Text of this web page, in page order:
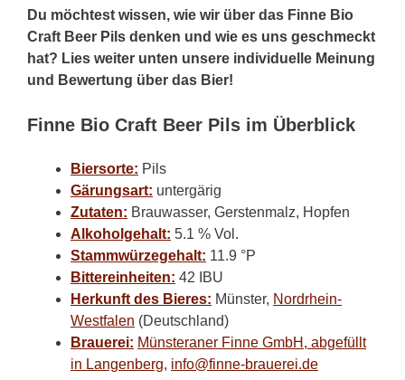
Du möchtest wissen, wie wir über das Finne Bio
Craft Beer Pils denken und wie es uns geschmeckt
hat? Lies weiter unten unsere individuelle Meinung
und Bewertung über das Bier!
Finne Bio Craft Beer Pils im Überblick
Biersorte: Pils
Gärungsart: untergärig
Zutaten: Brauwasser, Gerstenmalz, Hopfen
Alkoholgehalt: 5.1 % Vol.
Stammwürzegehalt: 11.9 °P
Bittereinheiten: 42 IBU
Herkunft des Bieres: Münster, Nordrhein-
Westfalen (Deutschland)
Brauerei: Münsteraner Finne GmbH, abgefüllt
in Langenberg, info@finne-brauerei.de